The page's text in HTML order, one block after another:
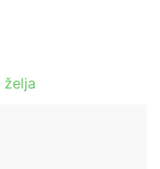
želja